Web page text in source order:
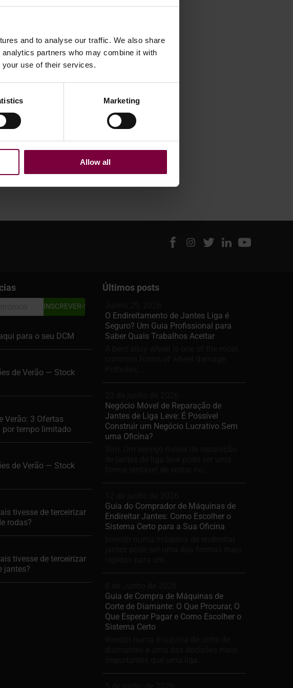
and to analyse our traffic. We also share
partners who may combine it with
your use of their services.
Marketing
Allow all
para o seu DCM
de Verão — Stock
Verão: 3 Ofertas
por tempo limitado
de Verão — Stock
tivesse de terceirizar
rodas?
tivesse de terceirizar
jantes?
Últimos posts
O Endireitamento de Jantes Liga é
Seguro? Um Guia Profissional para
Saber Quais Trabalhos Aceitar
Negócio Móvel de Reparação de
Jantes de Liga Leve: É Possível
Construir um Negócio Lucrativo Sem
uma Oficina?
Guia do Comprador de Máquinas de
Endireitar Jantes: Como Escolher o
Sistema Certo para a Sua Oficina
Guia de Compra de Máquinas de
Corte de Diamante: O Que Procurar, O
Que Esperar Pagar e Como Escolher o
Sistema Certo